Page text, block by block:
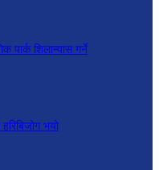
पार्क शिलान्यास गर्ने
भयो